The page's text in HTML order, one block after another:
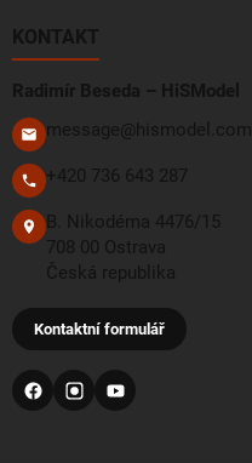
KONTAKT
Radimír Beseda – HiSModel
message@hismodel.com
+420 736 643 287
B. Nikodéma 4476/15
708 00 Ostrava
Česká republika
Kontaktní formulář